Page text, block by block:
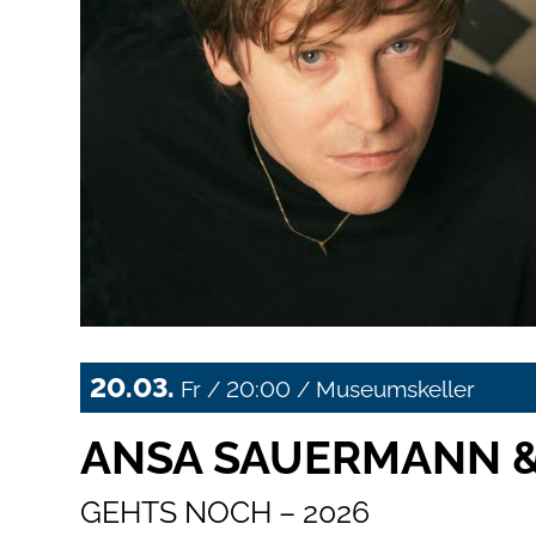
20.03. Fr / 20:00 / Museumskeller
ANSA SAUERMANN
GEHTS NOCH – 2026